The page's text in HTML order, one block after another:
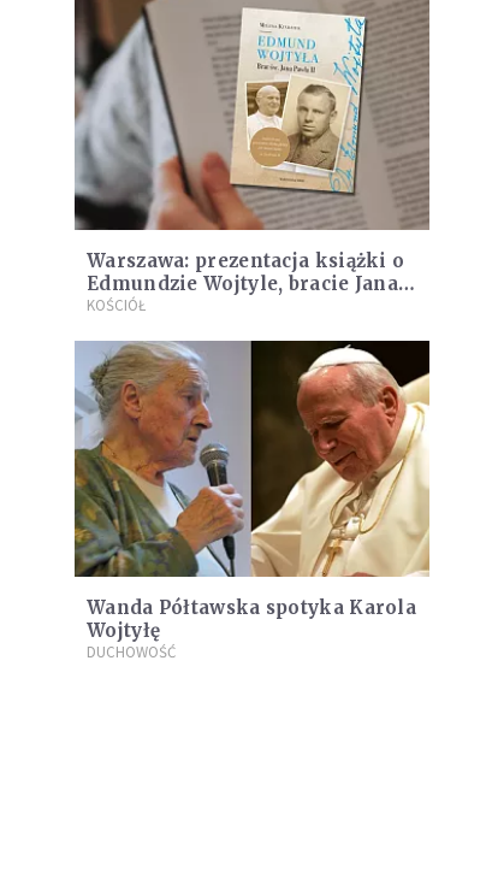
Warszawa: prezentacja książki o
Edmundzie Wojtyle, bracie Jana
Pawła II
KOŚCIÓŁ
Wanda Półtawska spotyka Karola
Wojtyłę
DUCHOWOŚĆ